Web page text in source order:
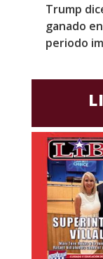
Trump
ganado
periodo